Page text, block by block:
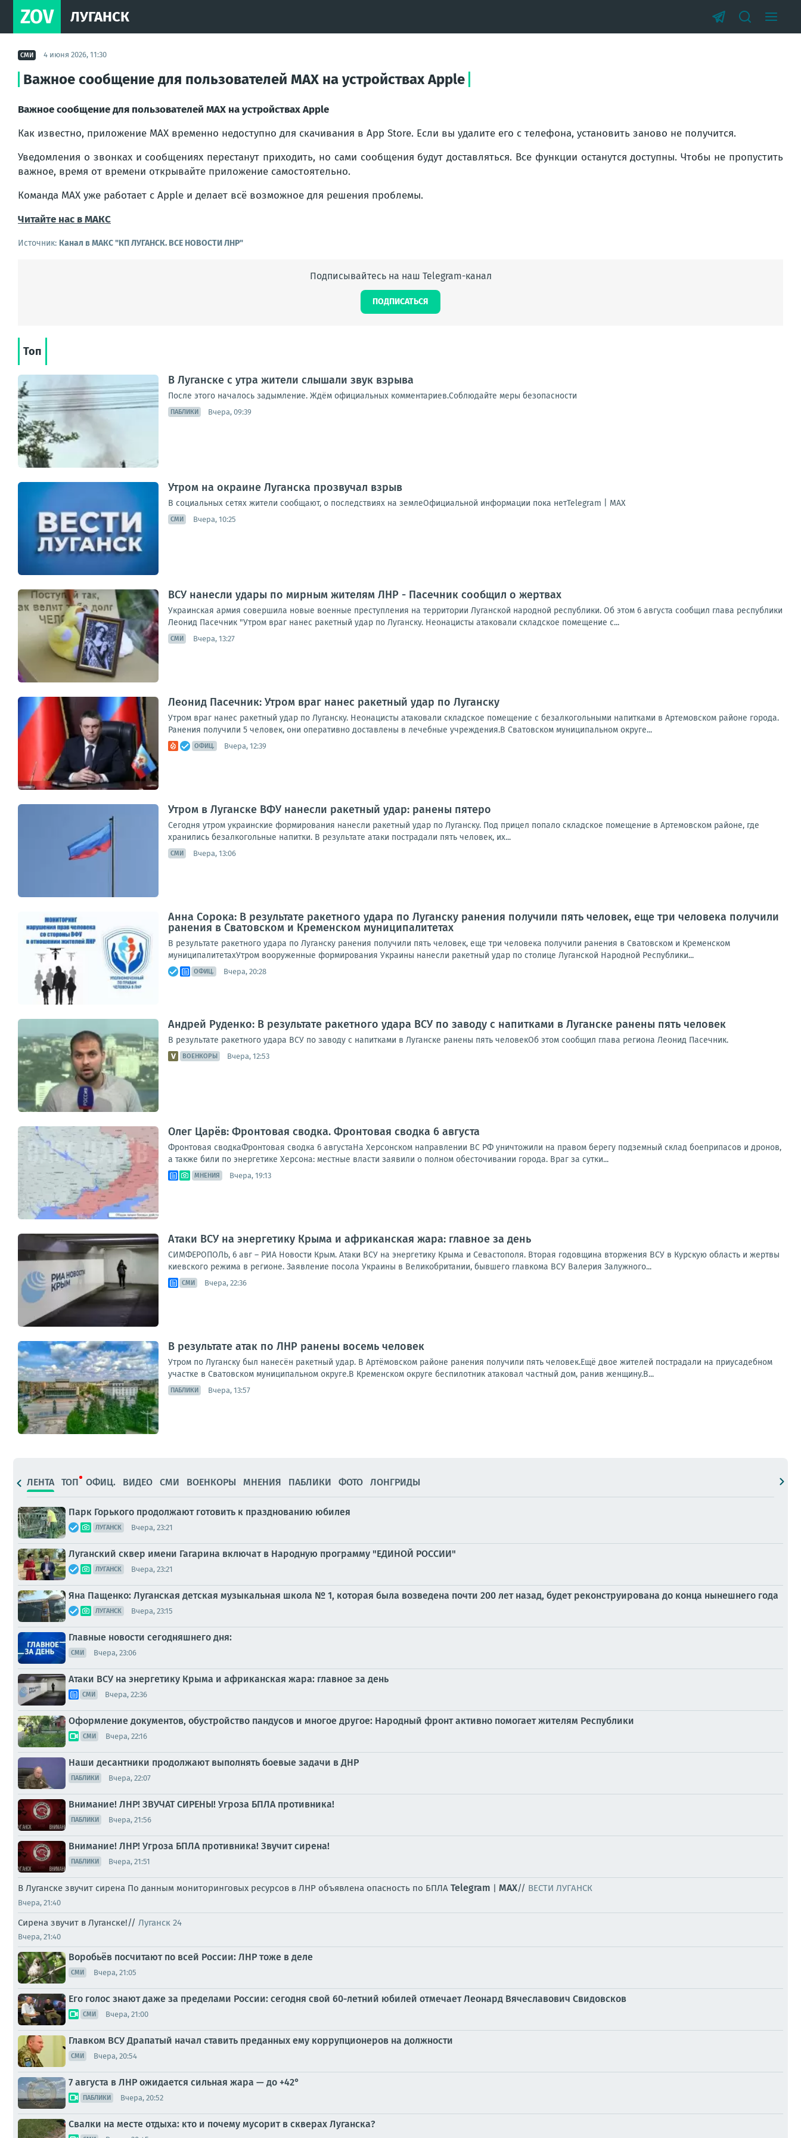
ZOV ЛУГАНСК
СМИ 4 июня 2026, 11:30
Важное сообщение для пользователей МАХ на устройствах Apple
Важное сообщение для пользователей МАХ на устройствах Apple
Как известно, приложение МАХ временно недоступно для скачивания в App Store. Если вы удалите его с телефона, установить заново не получится.
Уведомления о звонках и сообщениях перестанут приходить, но сами сообщения будут доставляться. Все функции останутся доступны. Чтобы не пропустить
важное, время от времени открывайте приложение самостоятельно.
Команда МАХ уже работает с Apple и делает всё возможное для решения проблемы.
Читайте нас в МАКС
Источник: Канал в МАКС "КП ЛУГАНСК. ВСЕ НОВОСТИ ЛНР"
Подписывайтесь на наш Telegram-канал
ПОДПИСАТЬСЯ
Топ
В Луганске с утра жители слышали звук взрыва
После этого началось задымление. Ждём официальных комментариев.Соблюдайте меры безопасности
ПАБЛИКИ Вчера, 09:39
Утром на окраине Луганска прозвучал взрыв
В социальных сетях жители сообщают, о последствиях на землеОфициальной информации пока нетTelegram | MAX
СМИ Вчера, 10:25
ВСУ нанесли удары по мирным жителям ЛНР - Пасечник сообщил о жертвах
Украинская армия совершила новые военные преступления на территории Луганской народной республики. Об этом 6 августа сообщил глава республики
Леонид Пасечник "Утром враг нанес ракетный удар по Луганску. Неонацисты атаковали складское помещение с...
СМИ Вчера, 13:27
Леонид Пасечник: Утром враг нанес ракетный удар по Луганску
Утром враг нанес ракетный удар по Луганску. Неонацисты атаковали складское помещение с безалкогольными напитками в Артемовском районе города.
Ранения получили 5 человек, они оперативно доставлены в лечебные учреждения.В Сватовском муниципальном округе...
ОФИЦ. Вчера, 12:39
Утром в Луганске ВФУ нанесли ракетный удар: ранены пятеро
Сегодня утром украинские формирования нанесли ракетный удар по Луганску. Под прицел попало складское помещение в Артемовском районе, где
хранились безалкогольные напитки. В результате атаки пострадали пять человек, их...
СМИ Вчера, 13:06
Анна Сорока: В результате ракетного удара по Луганску ранения получили пять человек, еще три человека получили
ранения в Сватовском и Кременском муниципалитетах
В результате ракетного удара по Луганску ранения получили пять человек, еще три человека получили ранения в Сватовском и Кременском
муниципалитетахУтром вооруженные формирования Украины нанесли ракетный удар по столице Луганской Народной Республики...
ОФИЦ. Вчера, 20:28
Андрей Руденко: В результате ракетного удара ВСУ по заводу с напитками в Луганске ранены пять человек
В результате ракетного удара ВСУ по заводу с напитками в Луганске ранены пять человекОб этом сообщил глава региона Леонид Пасечник.
ВОЕНКОРЫ Вчера, 12:53
Олег Царёв: Фронтовая сводка. Фронтовая сводка 6 августа
Фронтовая сводкаФронтовая сводка 6 августаНа Херсонском направлении ВС РФ уничтожили на правом берегу подземный склад боеприпасов и дронов,
а также били по энергетике Херсона: местные власти заявили о полном обесточивании города. Враг за сутки...
МНЕНИЯ Вчера, 19:13
Атаки ВСУ на энергетику Крыма и африканская жара: главное за день
СИМФЕРОПОЛЬ, 6 авг – РИА Новости Крым. Атаки ВСУ на энергетику Крыма и Севастополя. Вторая годовщина вторжения ВСУ в Курскую область и жертвы
киевского режима в регионе. Заявление посола Украины в Великобритании, бывшего главкома ВСУ Валерия Залужного...
СМИ Вчера, 22:36
В результате атак по ЛНР ранены восемь человек
Утром по Луганску был нанесён ракетный удар. В Артёмовском районе ранения получили пять человек.Ещё двое жителей пострадали на приусадебном
участке в Сватовском муниципальном округе.В Кременском округе беспилотник атаковал частный дом, ранив женщину.В...
ПАБЛИКИ Вчера, 13:57
ЛЕНТА ТОП ОФИЦ. ВИДЕО СМИ ВОЕНКОРЫ МНЕНИЯ ПАБЛИКИ ФОТО ЛОНГРИДЫ
Парк Горького продолжают готовить к празднованию юбилея
ЛУГАНСК Вчера, 23:21
Луганский сквер имени Гагарина включат в Народную программу "ЕДИНОЙ РОССИИ"
ЛУГАНСК Вчера, 23:21
Яна Пащенко: Луганская детская музыкальная школа № 1, которая была возведена почти 200 лет назад, будет реконструирована до конца нынешнего года
ЛУГАНСК Вчера, 23:15
Главные новости сегодняшнего дня:
СМИ Вчера, 23:06
Атаки ВСУ на энергетику Крыма и африканская жара: главное за день
СМИ Вчера, 22:36
Оформление документов, обустройство пандусов и многое другое: Народный фронт активно помогает жителям Республики
СМИ Вчера, 22:16
Наши десантники продолжают выполнять боевые задачи в ДНР
ПАБЛИКИ Вчера, 22:07
Внимание! ЛНР! ЗВУЧАТ СИРЕНЫ! Угроза БПЛА противника!
ПАБЛИКИ Вчера, 21:56
Внимание! ЛНР! Угроза БПЛА противника! Звучит сирена!
ПАБЛИКИ Вчера, 21:51
В Луганске звучит сирена По данным мониторинговых ресурсов в ЛНР объявлена опасность по БПЛА Telegram | MAX// ВЕСТИ ЛУГАНСК
Вчера, 21:40
Сирена звучит в Луганске!// Луганск 24
Вчера, 21:40
Воробьёв посчитают по всей России: ЛНР тоже в деле
СМИ Вчера, 21:05
Его голос знают даже за пределами России: сегодня свой 60-летний юбилей отмечает Леонард Вячеславович Свидовсков
СМИ Вчера, 21:00
Главком ВСУ Драпатый начал ставить преданных ему коррупционеров на должности
СМИ Вчера, 20:54
7 августа в ЛНР ожидается сильная жара — до +42°
ПАБЛИКИ Вчера, 20:52
Свалки на месте отдыха: кто и почему мусорит в скверах Луганска?